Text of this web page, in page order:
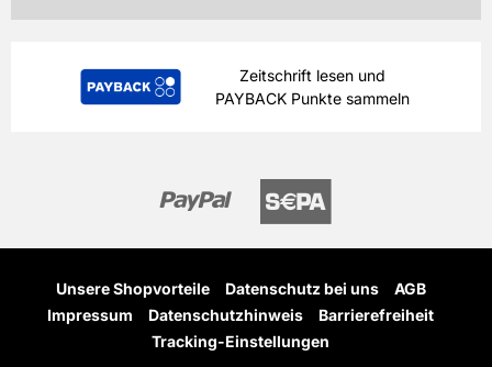
Zeitschrift lesen und
PAYBACK Punkte sammeln
Unsere Shopvorteile Datenschutz bei uns
AGB
Impressum
Datenschutzhinweis
Barrierefreiheit
Tracking-Einstellungen